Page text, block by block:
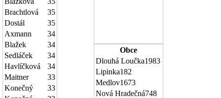
Brachtlová
35
Dostál
35
Axmann
34
Blažek
34
Sedláček
34
Havlíčková
34
Maitner
33
Konečný
33
Obce
Dlouhá Loučka1983
Lipinka182
Medlov1673
Nová Hradečná748